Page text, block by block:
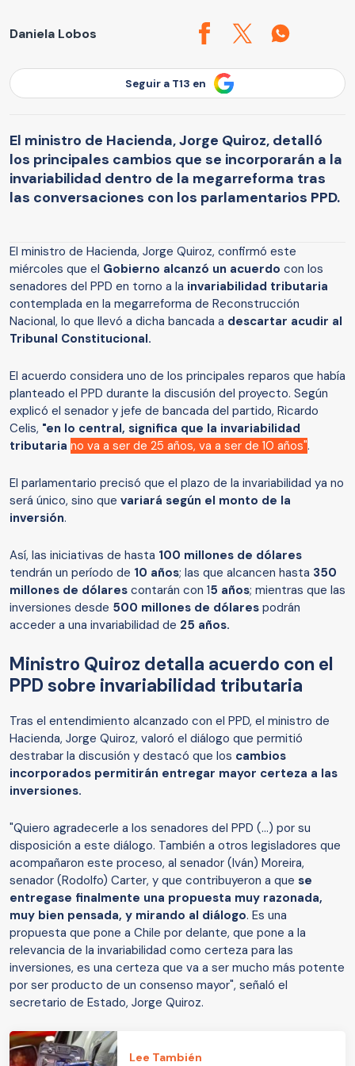
Daniela Lobos
Seguir a T13 en
El ministro de Hacienda, Jorge Quiroz, detalló
los principales cambios que se incorporarán a la
invariabilidad dentro de la megarreforma tras
las conversaciones con los parlamentarios PPD.
El ministro de Hacienda, Jorge Quiroz, confirmó este
miércoles que el Gobierno alcanzó un acuerdo con los
senadores del PPD en torno a la invariabilidad tributaria
contemplada en la megarreforma de Reconstrucción
Nacional, lo que llevó a dicha bancada a descartar acudir al
Tribunal Constitucional.
El acuerdo considera uno de los principales reparos que había
planteado el PPD durante la discusión del proyecto. Según
explicó el senador y jefe de bancada del partido, Ricardo
Celis, "en lo central, significa que la invariabilidad
tributaria no va a ser de 25 años, va a ser de 10 años".
El parlamentario precisó que el plazo de la invariabilidad ya no
será único, sino que variará según el monto de la
inversión.
Así, las iniciativas de hasta 100 millones de dólares
tendrán un período de 10 años; las que alcancen hasta 350
millones de dólares contarán con 15 años; mientras que las
inversiones desde 500 millones de dólares podrán
acceder a una invariabilidad de 25 años.
Ministro Quiroz detalla acuerdo con el
PPD sobre invariabilidad tributaria
Tras el entendimiento alcanzado con el PPD, el ministro de
Hacienda, Jorge Quiroz, valoró el diálogo que permitió
destrabar la discusión y destacó que los cambios
incorporados permitirán entregar mayor certeza a las
inversiones.
"Quiero agradecerle a los senadores del PPD (...) por su
disposición a este diálogo. También a otros legisladores que
acompañaron este proceso, al senador (Iván) Moreira,
senador (Rodolfo) Carter, y que contribuyeron a que se
entregase finalmente una propuesta muy razonada,
muy bien pensada, y mirando al diálogo. Es una
propuesta que pone a Chile por delante, que pone a la
relevancia de la invariabilidad como certeza para las
inversiones, es una certeza que va a ser mucho más potente
por ser producto de un consenso mayor", señaló el
secretario de Estado, Jorge Quiroz.
Lee También